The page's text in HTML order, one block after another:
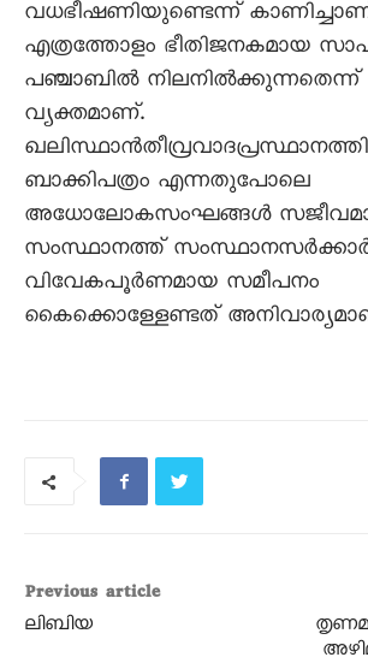
വധഭീഷണിയുണ്ടെന്ന്
എത്രത്തോളം ഭീതിജനകമായ
പഞ്ചാബില്‍ നിലനില്‍ക്കുന്നതെന്ന്
വ്യക്തമാണ്.
ബാക്കിപത്രം എന്നതുപോലെ
അധോലോകസംഘങ്ങള്‍
സംസ്ഥാനത്ത്
വിവേകപൂര്‍ണമായ സമീപനം
കൈക്കൊള്ളേണ്ടത്
Previous article
ലിബിയ